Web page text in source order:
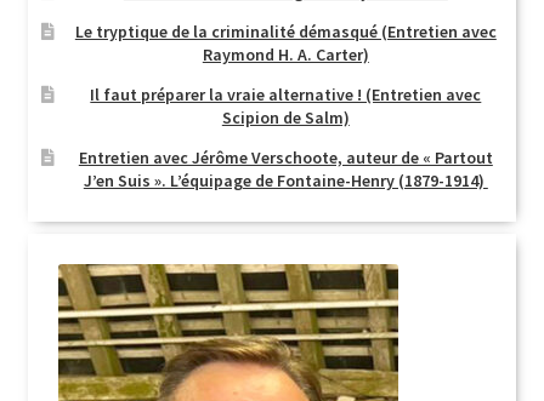
Le tryptique de la criminalité démasqué (Entretien avec
Raymond H. A. Carter)
Il faut préparer la vraie alternative ! (Entretien avec
Scipion de Salm)
Entretien avec Jérôme Verschoote, auteur de « Partout
J’en Suis ». L’équipage de Fontaine-Henry (1879-1914)